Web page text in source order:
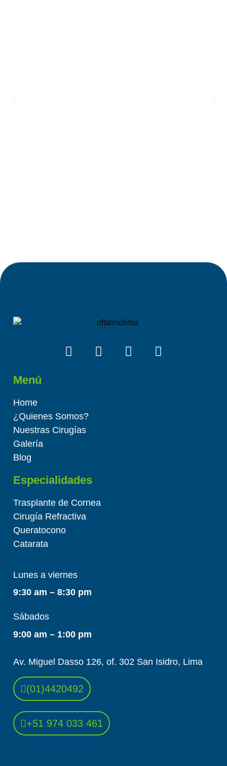
Menú
Home
¿Quienes Somos?
Nuestras Cirugías
Galería
Blog
Especialidades
Trasplante de Cornea
Cirugía Refractiva
Queratocono
Catarata
Lunes a viernes
9:30 am – 8:30 pm
Sábados
9:00 am – 1:00 pm
Av. Miguel Dasso 126, of. 302 San Isidro, Lima
(01)4420492
+51 974 033 461